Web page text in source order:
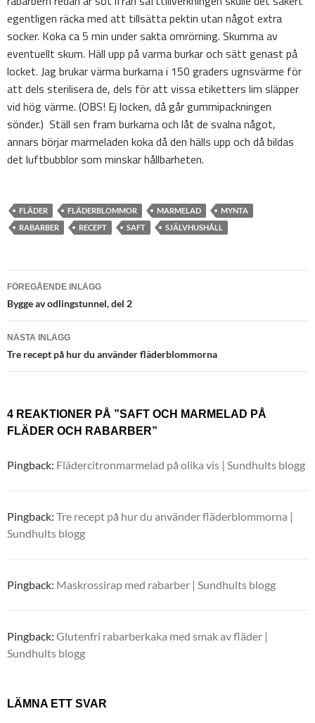
egentligen räcka med att tillsätta pektin utan något extra
socker. Koka ca 5 min under sakta omrörning. Skumma av
eventuellt skum. Häll upp på varma burkar och sätt genast på
locket. Jag brukar värma burkarna i 150 graders ugnsvärme för
att dels sterilisera de, dels för att vissa etiketters lim släpper
vid hög värme. (OBS! Ej locken, då går gummipackningen
sönder.) Ställ sen fram burkarna och låt de svalna något,
annars börjar marmeladen koka då den hälls upp och då bildas
det luftbubblor som minskar hållbarheten.
FLÄDER FLÄDERBLOMMOR MARMELAD
MYNTA
RABARBER
RECEPT SAFT SJÄLVHUSHÅLL
Inläggsnavigering
FÖREGÅENDE INLÄGG
Bygge av odlingstunnel, del 2
NÄSTA INLÄGG
Tre recept på hur du använder fläderblommorna
4 REAKTIONER PÅ ”SAFT OCH MARMELAD PÅ
FLÄDER OCH RABARBER”
Pingback: Flädercitronmarmelad på olika vis | Sundhults blogg
Pingback: Tre recept på hur du använder fläderblommorna |
Sundhults blogg
Pingback: Maskrossirap med rabarber | Sundhults blogg
Pingback: Glutenfri rabarberkaka med smak av fläder |
Sundhults blogg
LÄMNA ETT SVAR